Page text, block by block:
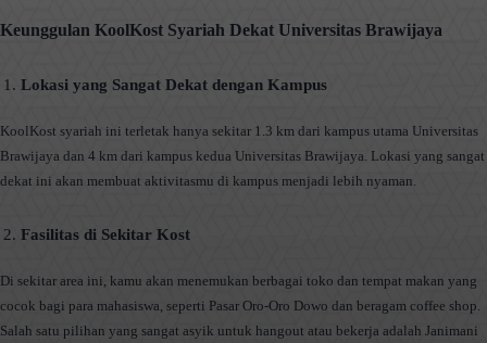
Keunggulan KoolKost Syariah Dekat Universitas Brawijaya
Lokasi yang Sangat Dekat dengan Kampus
KoolKost syariah ini terletak hanya sekitar 1.3 km dari kampus utama Universitas
Brawijaya dan 4 km dari kampus kedua Universitas Brawijaya. Lokasi yang sangat
dekat ini akan membuat aktivitasmu di kampus menjadi lebih nyaman.
Fasilitas di Sekitar Kost
Di sekitar area ini, kamu akan menemukan berbagai toko dan tempat makan yang
cocok bagi para mahasiswa, seperti Pasar Oro-Oro Dowo dan beragam coffee shop.
Salah satu pilihan yang sangat asyik untuk hangout atau bekerja adalah Janimani